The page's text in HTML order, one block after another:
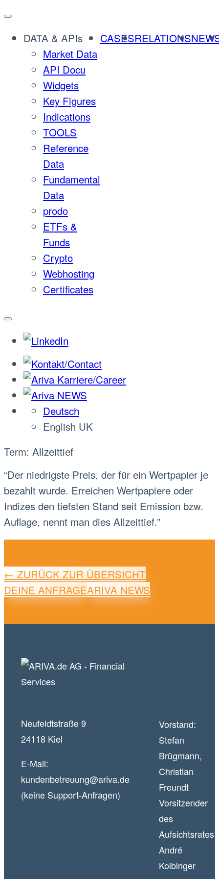
DATA & APIs
Market Data
API Docu
Widgets
Key Figures
Indications
TOOLS
Reference
Data
Fundamental
Data
prodo
ETFs &
Funds
Crypto
Webhosting
Certificates
CASESRELATIONS
Deutsch
English UK
Term: Allzeittief
“Der niedrigste Preis, der für ein Wertpapier je
bezahlt wurde. Erreichen Wertpapiere oder
Indizes den tiefsten Stand seit Emission bzw.
Auflage, nennt man dies Allzeittief.”
← ZURÜCK ZUR ÜBERSICHT
DEINE ANFRAGEARIVA NEWS
Neufeldtstraße 9
24118 Kiel
E-Mail:
kundenbetreuung@ariva.de
(keine Support-Anfragen)
Vorstand:
Stefan
Brügmann,
Christian
Freundt
Vorsitzender
des
Aufsichtsrates:
André
Kolbinger